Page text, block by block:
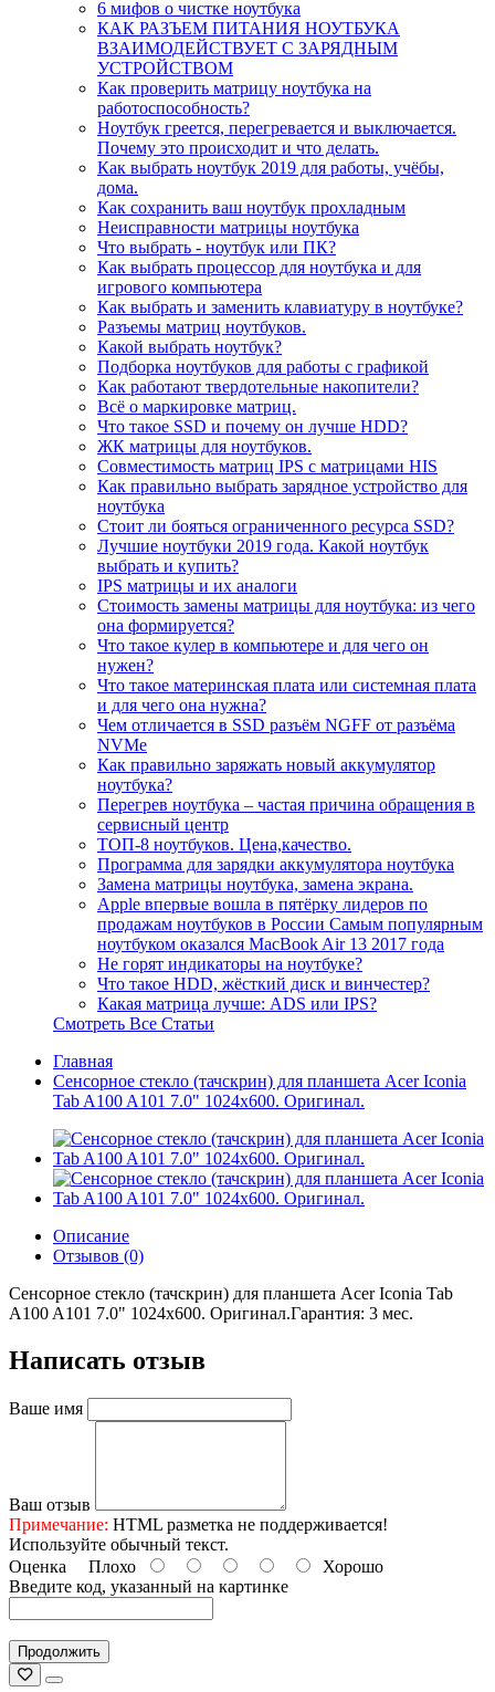
6 мифов о чистке ноутбука
КАК РАЗЪЕМ ПИТАНИЯ НОУТБУКА
ВЗАИМОДЕЙСТВУЕТ С ЗАРЯДНЫМ
УСТРОЙСТВОМ
Как проверить матрицу ноутбука на
работоспособность?
Ноутбук греется, перегревается и выключается.
Почему это происходит и что делать.
Как выбрать ноутбук 2019 для работы, учёбы,
дома.
Как сохранить ваш ноутбук прохладным
Неисправности матрицы ноутбука
Что выбрать - ноутбук или ПК?
Как выбрать процессор для ноутбука и для
игрового компьютера
Как выбрать и заменить клавиатуру в ноутбуке?
Разъемы матриц ноутбуков.
Какой выбрать ноутбук?
Подборка ноутбуков для работы с графикой
Как работают твердотельные накопители?
Всё о маркировке матриц.
Что такое SSD и почему он лучше HDD?
ЖК матрицы для ноутбуков.
Совместимость матриц IPS с матрицами HIS
Как правильно выбрать зарядное устройство для
ноутбука
Стоит ли бояться ограниченного ресурса SSD?
Лучшие ноутбуки 2019 года. Какой ноутбук
выбрать и купить?
IPS матрицы и их аналоги
Стоимость замены матрицы для ноутбука: из чего
она формируется?
Что такое кулер в компьютере и для чего он
нужен?
Что такое материнская плата или системная плата
и для чего она нужна?
Чем отличается в SSD разъём NGFF от разъёма
NVMe
Как правильно заряжать новый аккумулятор
ноутбука?
Перегрев ноутбука – частая причина обращения в
сервисный центр
ТОП-8 ноутбуков. Цена,качество.
Программа для зарядки аккумулятора ноутбука
Замена матрицы ноутбука, замена экрана.
Apple впервые вошла в пятёрку лидеров по
продажам ноутбуков в России Самым популярным
ноутбуком оказался MacBook Air 13 2017 года
Не горят индикаторы на ноутбуке?
Что такое HDD, жёсткий диск и винчестер?
Какая матрица лучше: ADS или IPS?
Смотреть Все Статьи
Главная
Сенсорное стекло (тачскрин) для планшета Acer Iconia
Tab A100 A101 7.0" 1024x600. Оригинал.
Описание
Отзывов (0)
Сенсорное стекло (тачскрин) для планшета Acer Iconia Tab
A100 A101 7.0" 1024x600. Оригинал.Гарантия: 3 мес.
Написать отзыв
Ваше имя
Ваш отзыв
Примечание: HTML разметка не поддерживается!
Используйте обычный текст.
Оценка Плохо
Хорошо
Введите код, указанный на картинке
Продолжить